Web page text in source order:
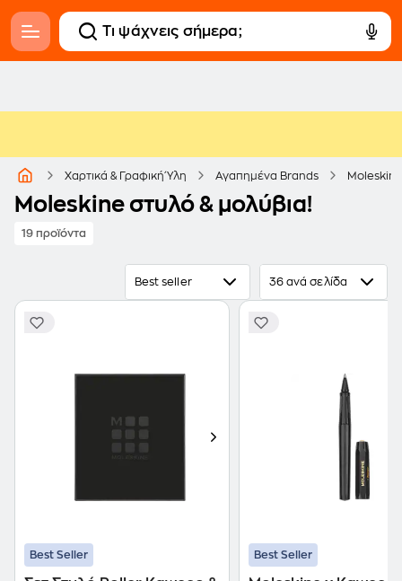
Χαρτικά & Γραφική Ύλη Αγαπημένα Brands Moleskine
Moleskine στυλό & μολύβια!
19 προϊόντα
Best seller 36 ανά σελίδα
Best Seller Best Seller